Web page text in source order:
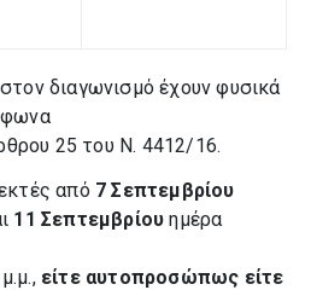
διαγωνισμό έχουν φυσικά
25 του Ν. 4412/16.
από 7 Σεπτεμβρίου
11 Σεπτεμβρίουημέρα
είτε αυτοπροσώπως είτε